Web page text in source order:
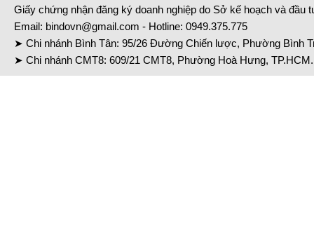
Giấy chứng nhận đăng ký doanh nghiệp do Sở kế hoạch và đầu
Email: bindovn@gmail.com - Hotline: 0949.375.775
➤ Chi nhánh Bình Tân: 95/26 Đường Chiến lược, Phường Bình
➤ Chi nhánh CMT8: 609/21 CMT8, Phường Hoà Hưng,